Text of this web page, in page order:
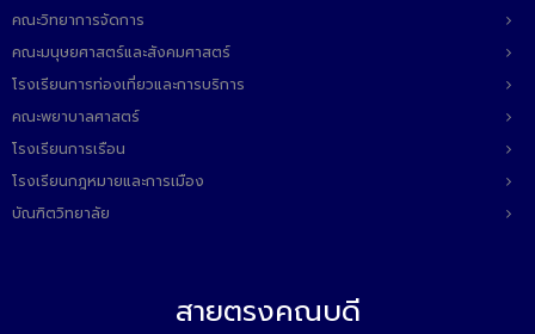
คณะวิทยาการจัดการ
คณะมนุษยศาสตร์และสังคมศาสตร์
โรงเรียนการท่องเที่ยวและการบริการ
คณะพยาบาลศาสตร์
โรงเรียนการเรือน
โรงเรียนกฎหมายและการเมือง
บัณฑิตวิทยาลัย
สายตรงคณบดี